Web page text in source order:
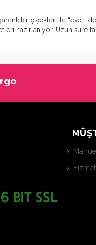
kır çiçekleri ile
hazırlanıyor. Uzun